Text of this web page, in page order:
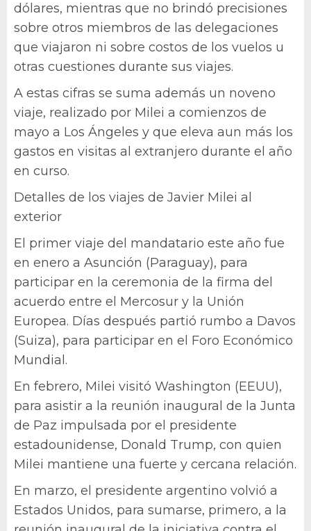
dólares, mientras que no brindó precisiones
sobre otros miembros de las delegaciones
que viajaron ni sobre costos de los vuelos u
otras cuestiones durante sus viajes.
A estas cifras se suma además un noveno
viaje, realizado por Milei a comienzos de
mayo a Los Ángeles y que eleva aun más los
gastos en visitas al extranjero durante el año
en curso.
Detalles de los viajes de Javier Milei al
exterior
El primer viaje del mandatario este año fue
en enero a Asunción (Paraguay), para
participar en la ceremonia de la firma del
acuerdo entre el Mercosur y la Unión
Europea. Días después partió rumbo a Davos
(Suiza), para participar en el Foro Económico
Mundial.
En febrero, Milei visitó Washington (EEUU),
para asistir a la reunión inaugural de la Junta
de Paz impulsada por el presidente
estadounidense, Donald Trump, con quien
Milei mantiene una fuerte y cercana relación.
En marzo, el presidente argentino volvió a
Estados Unidos, para sumarse, primero, a la